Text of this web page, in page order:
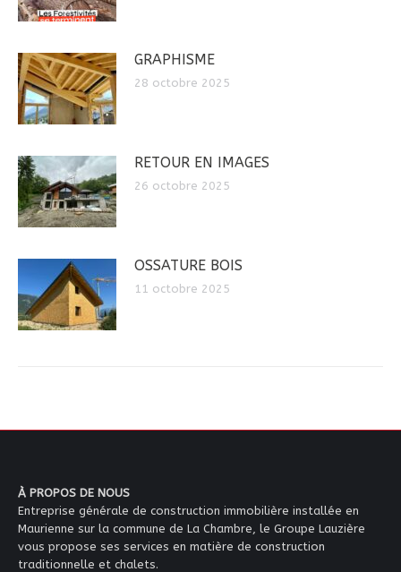
GRAPHISME
28 octobre 2025
RETOUR EN IMAGES
26 octobre 2025
OSSATURE BOIS
11 octobre 2025
À PROPOS DE NOUS
Entreprise générale de construction immobilière installée en
Maurienne sur la commune de La Chambre, le Groupe Lauzière
vous propose ses services en matière de construction
traditionnelle et chalets.